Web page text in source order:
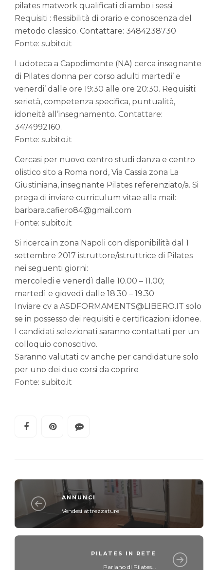
pilates matwork qualificati di ambo i sessi.
Requisiti : flessibilità di orario e conoscenza del
metodo classico. Contattare: 3484238730
Fonte: subito.it
Ludoteca a Capodimonte (NA) cerca insegnante
di Pilates donna per corso adulti martedi’ e
venerdi’ dalle ore 19:30 alle ore 20:30. Requisiti:
serietà, competenza specifica, puntualità,
idoneità all’insegnamento. Contattare:
3474992160.
Fonte: subito.it
Cercasi per nuovo centro studi danza e centro
olistico sito a Roma nord, Via Cassia zona La
Giustiniana, insegnante Pilates referenziato/a. Si
prega di inviare curriculum vitae alla mail:
barbara.cafiero84@gmail.com
Fonte: subito.it
Si ricerca in zona Napoli con disponibilità dal 1
settembre 2017 istruttore/istruttrice di Pilates
nei seguenti giorni:
mercoledi e venerdì dalle 10.00 – 11.00;
martedì e giovedì dalle 18.30 – 19.30
Inviare cv a ASDFORMAMENTS@LIBERO.IT solo
se in possesso dei requisiti e certificazioni idonee.
I candidati selezionati saranno contattati per un
colloquio conoscitivo.
Saranno valutati cv anche per candidature solo
per uno dei due corsi da coprire
Fonte: subito.it
ANNUNCI
Vendesi attrezzature
PILATES IN RETE
Parlano di Pilates...